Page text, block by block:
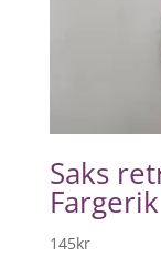
Saks
Fargerik
145kr